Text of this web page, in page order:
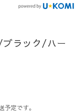
ンドマネージャ
コーデをお届け
が気持ち良い！
ブラック/ハー
定です。